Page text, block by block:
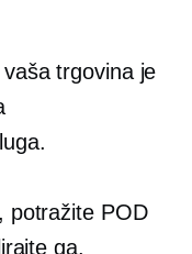
trgovina je
, potražite POD
ga.